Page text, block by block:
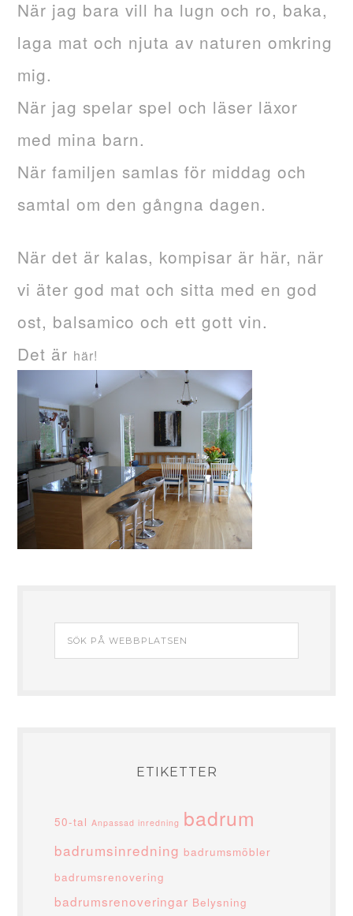
När jag bara vill ha lugn och ro, baka,
laga mat och njuta av naturen omkring
mig.
När jag spelar spel och läser läxor
med mina barn.
När familjen samlas för middag och
samtal om den gångna dagen.
När det är kalas, kompisar är här, när
vi äter god mat och sitta med en god
ost, balsamico och ett gott vin.
Det är här!
ETIKETTER
50-tal Anpassad inredning badrum
badrumsinredning badrumsmöbler
badrumsrenovering
badrumsrenoveringar Belysning